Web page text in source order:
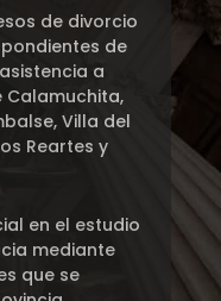
de divorcio
de
a
Calamuchita,
Villa del
Reartes y
en el estudio
mediante
que se